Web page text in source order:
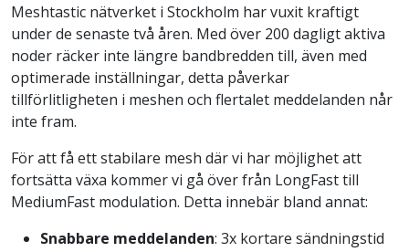
Meshtastic nätverket i Stockholm har vuxit kraftigt
under de senaste två åren. Med över 200 dagligt aktiva
noder räcker inte längre bandbredden till, även med
optimerade inställningar, detta påverkar
tillförlitligheten i meshen och flertalet meddelanden når
inte fram.
För att få ett stabilare mesh där vi har möjlighet att
fortsätta växa kommer vi gå över från LongFast till
MediumFast modulation. Detta innebär bland annat:
Snabbare meddelanden: 3x kortare sändningstid